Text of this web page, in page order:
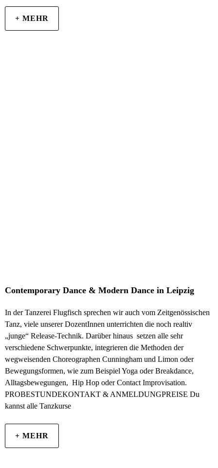
+ MEHR
Contemporary Dance & Modern Dance in Leipzig
In der Tanzerei Flugfisch sprechen wir auch vom Zeitgenössischen
Tanz, viele unserer DozentInnen unterrichten die noch realtiv
„junge“ Release-Technik. Darüber hinaus setzen alle sehr
verschiedene Schwerpunkte, integrieren die Methoden der
wegweisenden Choreographen Cunningham und Limon oder
Bewegungsformen, wie zum Beispiel Yoga oder Breakdance,
Alltagsbewegungen, Hip Hop oder Contact Improvisation.
PROBESTUNDEKONTAKT & ANMELDUNGPREISE Du
kannst alle Tanzkurse
+ MEHR